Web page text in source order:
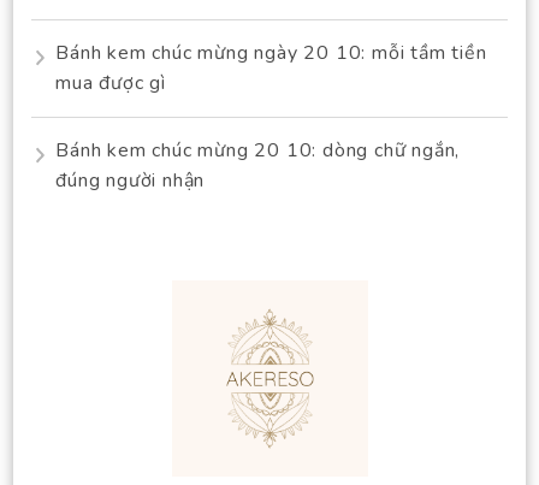
Bánh kem chúc mừng ngày 20 10: mỗi tầm tiền
mua được gì
Bánh kem chúc mừng 20 10: dòng chữ ngắn,
đúng người nhận